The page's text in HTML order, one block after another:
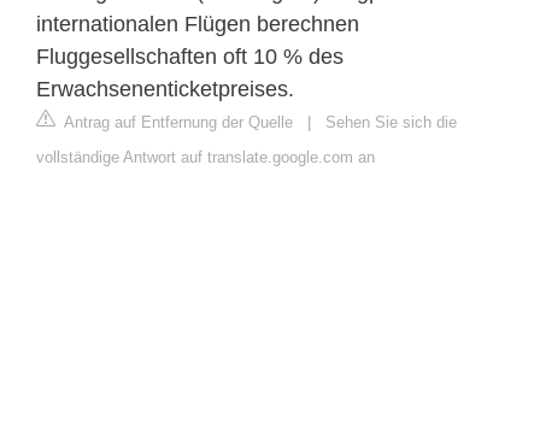
internationalen Flügen berechnen
Fluggesellschaften oft 10 % des
Erwachsenenticketpreises.
Antrag auf Entfernung der Quelle | Sehen Sie sich die
vollständige Antwort auf translate.google.com an